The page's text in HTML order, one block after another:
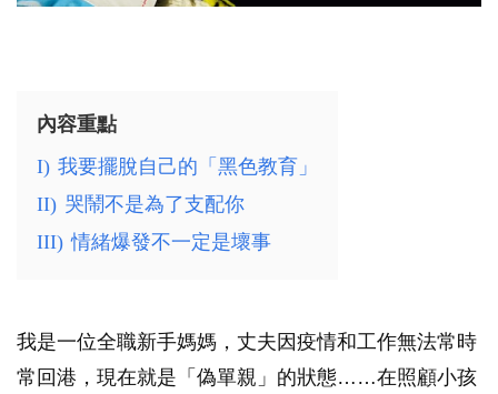
內容重點
I) 我要擺脫自己的「黑色教育」
II) 哭鬧不是為了支配你
III) 情緒爆發不一定是壞事
我是一位全職新手媽媽，丈夫因疫情和工作無法常時
常回港，現在就是「偽單親」的狀態……在照顧小孩